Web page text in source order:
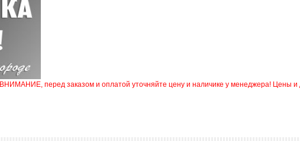
ВНИМАНИЕ, перед заказом и оплатой уточняйте цену и наличике у менеджера! Цены и